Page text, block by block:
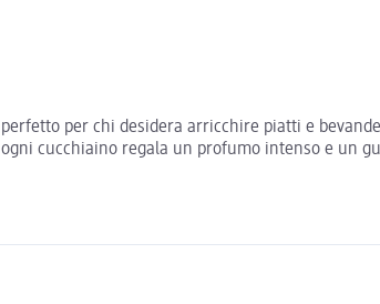
per chi desidera arricchire piatti e
cucchiaino regala un profumo intenso e un